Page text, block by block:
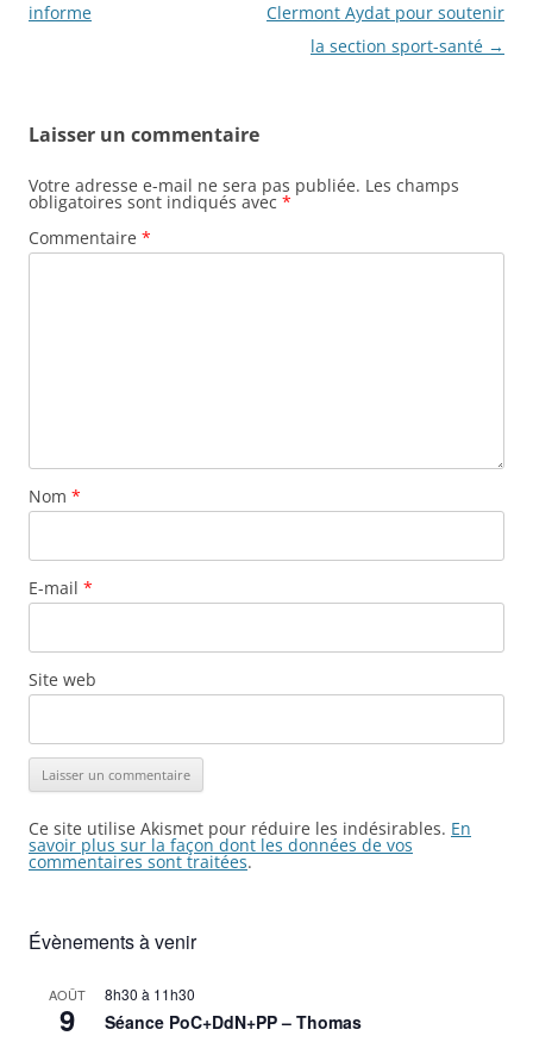
articles
informe
Clermont Aydat pour soutenir
la section sport-santé →
Laisser un commentaire
Votre adresse e-mail ne sera pas publiée. Les champs
obligatoires sont indiqués avec *
Commentaire *
Nom *
E-mail *
Site web
Ce site utilise Akismet pour réduire les indésirables. En
savoir plus sur la façon dont les données de vos
commentaires sont traitées.
Évènements à venir
AOÛT
9
8h30 à 11h30
Séance PoC+DdN+PP – Thomas